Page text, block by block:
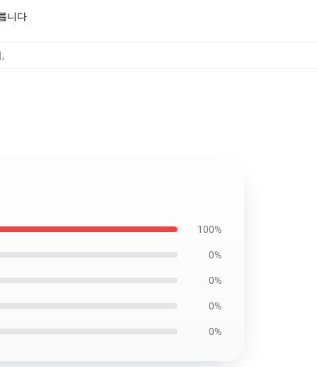
니다
,
100%
0%
0%
0%
0%